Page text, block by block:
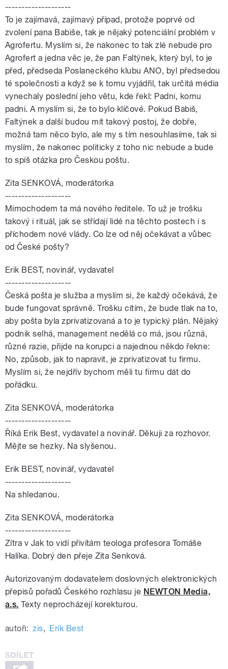
--------------------
To je zajímavá, zajímavý případ, protože poprvé od
zvolení pana Babiše, tak je nějaký potenciální problém v
Agrofertu. Myslím si, že nakonec to tak zlé nebude pro
Agrofert a jedna věc je, že pan Faltýnek, který byl, to je
před, předseda Poslaneckého klubu ANO, byl předsedou
té společnosti a když se k tomu vyjádřil, tak určitá média
vynechaly poslední jeho větu, kde řekl: Padni, komu
padni. A myslím si, že to bylo klíčové. Pokud Babiš,
Faltýnek a další budou mít takový postoj, že dobře,
možná tam něco bylo, ale my s tím nesouhlasíme, tak si
myslím, že nakonec politicky z toho nic nebude a bude
to spíš otázka pro Českou poštu.
Zita SENKOVÁ, moderátorka
--------------------
Mimochodem ta má nového ředitele. To už je trošku
takový i rituál, jak se střídají lidé na těchto postech i s
příchodem nové vlády. Co lze od něj očekávat a vůbec
od České pošty?
Erik BEST, novinář, vydavatel
--------------------
Česká pošta je služba a myslím si, že každý očekává, že
bude fungovat správně. Trošku cítím, že bude tlak na to,
aby pošta byla zprivatizovaná a to je typický plán. Nějaký
podnik selhá, management nedělá co má, jsou různá,
různé razie, přijde na korupci a najednou někdo řekne:
No, způsob, jak to napravit, je zprivatizovat tu firmu.
Myslím si, že nejdřív bychom měli tu firmu dát do
pořádku.
Zita SENKOVÁ, moderátorka
--------------------
Říká Erik Best, vydavatel a novinář. Děkuji za rozhovor.
Mějte se hezky. Na slyšenou.
Erik BEST, novinář, vydavatel
--------------------
Na shledanou.
Zita SENKOVÁ, moderátorka
--------------------
Zítra v Jak to vidí přivítám teologa profesora Tomáše
Halíka. Dobrý den přeje Zita Senková.
Autorizovaným dodavatelem doslovných elektronických
přepisů pořadů Českého rozhlasu je NEWTON Media,
a.s. Texty neprocházejí korekturou.
autoři: zis, Erik Best